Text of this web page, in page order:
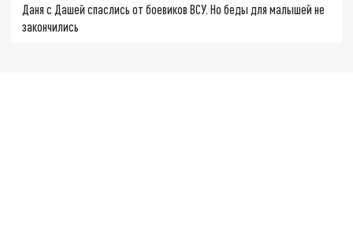
Даня с Дашей спаслись от боевиков ВСУ. Но беды для малышей не
закончились